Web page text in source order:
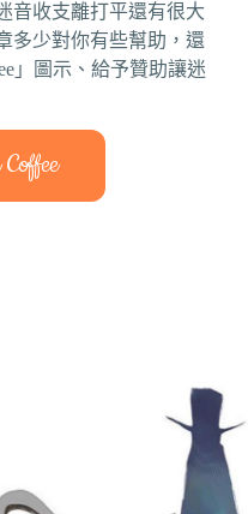
音收支離打平還有很大
多少對你有些幫助，還
」圖示、給予贊助讓迷